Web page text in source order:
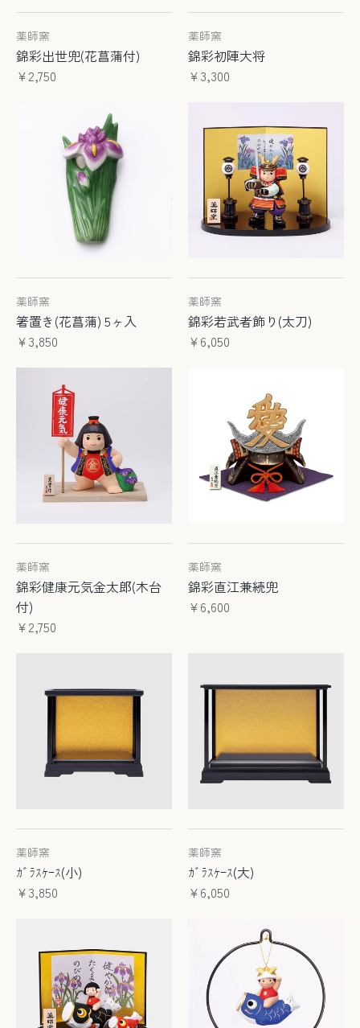
薬師窯
錦彩出世兜(花菖蒲付)
¥2,750
薬師窯
錦彩初陣大将
¥3,300
薬師窯
箸置き(花菖蒲) 5ヶ入
¥3,850
薬師窯
錦彩若武者飾り(太刀)
¥6,050
薬師窯
錦彩健康元気金太郎(木台
付)
¥2,750
薬師窯
錦彩直江兼続兜
¥6,600
薬師窯
ｶﾞﾗｽｹｰｽ(小)
¥3,850
薬師窯
ｶﾞﾗｽｹｰｽ(大)
¥6,050